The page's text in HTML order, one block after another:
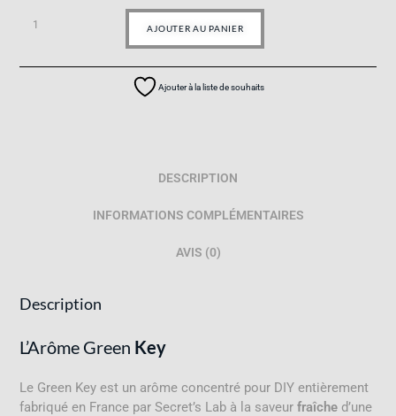
AJOUTER AU PANIER
Ajouter à la liste de souhaits
DESCRIPTION
INFORMATIONS COMPLÉMENTAIRES
AVIS (0)
Description
L’Arôme Green Key
Le Green Key est un arôme concentré pour DIY entièrement
fabriqué en France par Secret’s Lab à la saveurfraîche d’une